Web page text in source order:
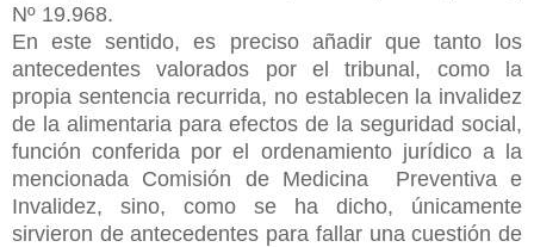
Nº 19.968.
En este sentido, es preciso añadir que tanto los
antecedentes valorados por el tribunal, como la
propia sentencia recurrida, no establecen la invalidez
de la alimentaria para efectos de la seguridad social,
función conferida por el ordenamiento jurídico a la
mencionada Comisión de Medicina Preventiva e
Invalidez, sino, como se ha dicho, únicamente
sirvieron de antecedentes para fallar una cuestión de